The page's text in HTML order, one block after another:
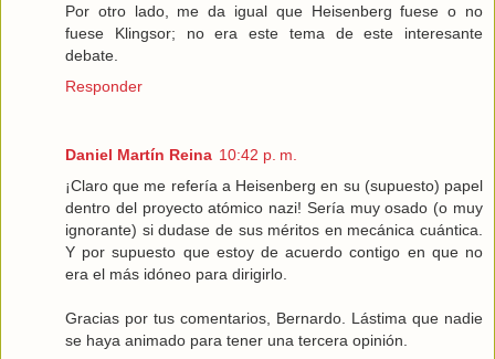
Por otro lado, me da igual que Heisenberg fuese o no
fuese Klingsor; no era este tema de este interesante
debate.
Responder
Daniel Martín Reina 10:42 p. m.
¡Claro que me refería a Heisenberg en su (supuesto) papel
dentro del proyecto atómico nazi! Sería muy osado (o muy
ignorante) si dudase de sus méritos en mecánica cuántica.
Y por supuesto que estoy de acuerdo contigo en que no
era el más idóneo para dirigirlo.
Gracias por tus comentarios, Bernardo. Lástima que nadie
se haya animado para tener una tercera opinión.